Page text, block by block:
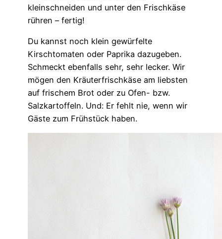
kleinschneiden und unter den Frischkäse
rühren – fertig!
Du kannst noch klein gewürfelte
Kirschtomaten oder Paprika dazugeben.
Schmeckt ebenfalls sehr, sehr lecker. Wir
mögen den Kräuterfrischkäse am liebsten
auf frischem Brot oder zu Ofen- bzw.
Salzkartoffeln. Und: Er fehlt nie, wenn wir
Gäste zum Frühstück haben.